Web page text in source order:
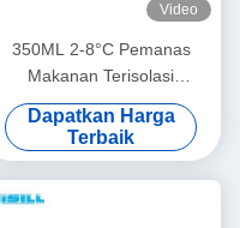
Video
350ML 2-8°C Pemanas
Makanan Terisolasi
Pemanas Daging Pemanas
Es Paket Untuk Penggunaan
Medis Di Luar Ruangan
Kipas pendingin ASI
Dapatkan Harga
Terbaik